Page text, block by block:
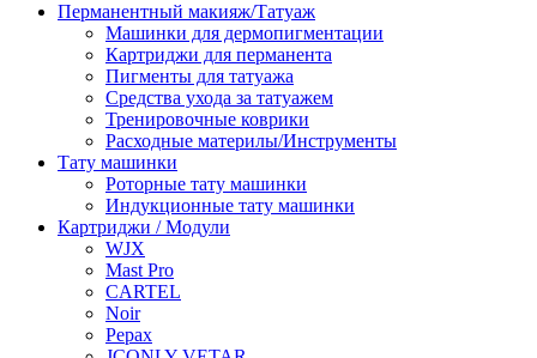
Перманентный макияж/Татуаж
Машинки для дермопигментации
Картриджи для перманента
Пигменты для татуажа
Средства ухода за татуажем
Тренировочные коврики
Расходные материлы/Инструменты
Тату машинки
Роторные тату машинки
Индукционные тату машинки
Картриджи / Модули
WJX
Mast Pro
CARTEL
Noir
Pepax